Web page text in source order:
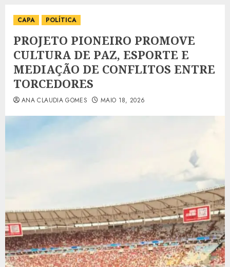
CAPA POLÍTICA
PROJETO PIONEIRO PROMOVE
CULTURA DE PAZ, ESPORTE E
MEDIAÇÃO DE CONFLITOS ENTRE
TORCEDORES
ANA CLAUDIA GOMES MAIO 18, 2026